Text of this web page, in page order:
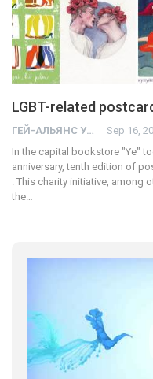
LGBT-related
ГЕЙ-АЛЬЯНС УКРАИНА Sep 16,
In the capital bookstore "Ye"
anniversary, tenth edition of
. This charity initiative, among
the…